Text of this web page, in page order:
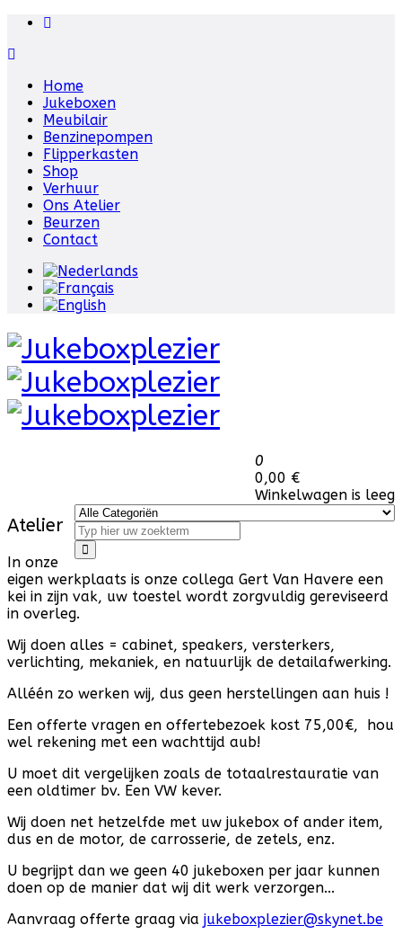
Home
Jukeboxen
Meubilair
Benzinepompen
Flipperkasten
Shop
Verhuur
Ons Atelier
Beurzen
Contact
0
0,00 €
Winkelwagen is leeg
Atelier
In onze
eigen werkplaats is onze collega Gert Van Havere een
kei in zijn vak, uw toestel wordt zorgvuldig gereviseerd
in overleg.
Wij doen alles = cabinet, speakers, versterkers,
verlichting, mekaniek, en natuurlijk de detailafwerking.
Alléén zo werken wij, dus geen herstellingen aan huis !
Een offerte vragen en offertebezoek kost 75,00€, hou
wel rekening met een wachttijd aub!
U moet dit vergelijken zoals de totaalrestauratie van
een oldtimer bv. Een VW kever.
Wij doen net hetzelfde met uw jukebox of ander item,
dus en de motor, de carrosserie, de zetels, enz.
U begrijpt dan we geen 40 jukeboxen per jaar kunnen
doen op de manier dat wij dit werk verzorgen...
Aanvraag offerte graag via jukeboxplezier@skynet.be